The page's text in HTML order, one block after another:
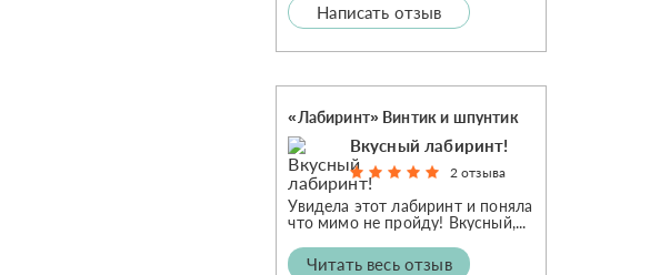
Написать отзыв
«Лабиринт» Винтик и шпунтик
Вкусный лабиринт!
2 отзыва
Увидела этот лабиринт и поняла
что мимо не пройду! Вкусный,...
Читать весь отзыв